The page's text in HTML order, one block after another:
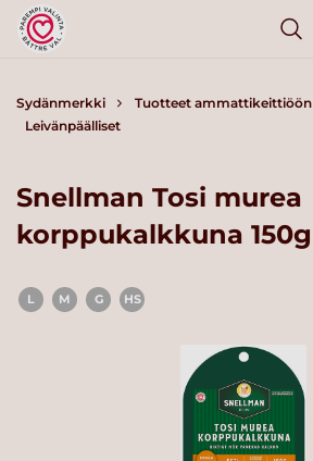
Sydänmerkki Tuotteet ammattikeittiöön
Leivänpäälliset
Snellman Tosi murea
korppukalkkuna 150g
L M G HS